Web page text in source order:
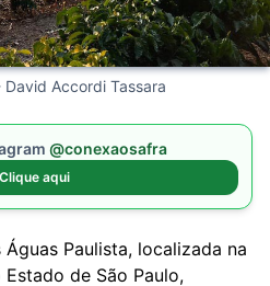
Accordi Tassara
@conexaosafra
Clique aqui
Paulista, localizada na
de São Paulo,